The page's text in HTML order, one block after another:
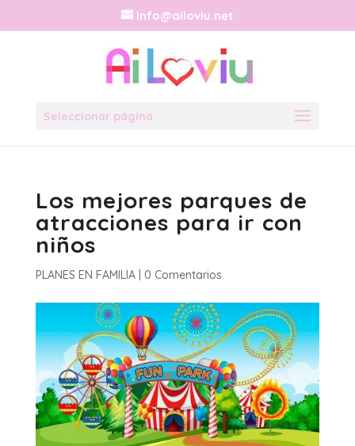
info@ailoviu.net
Seleccionar página
Los mejores parques de
atracciones para ir con
niños
PLANES EN FAMILIA| 0 Comentarios